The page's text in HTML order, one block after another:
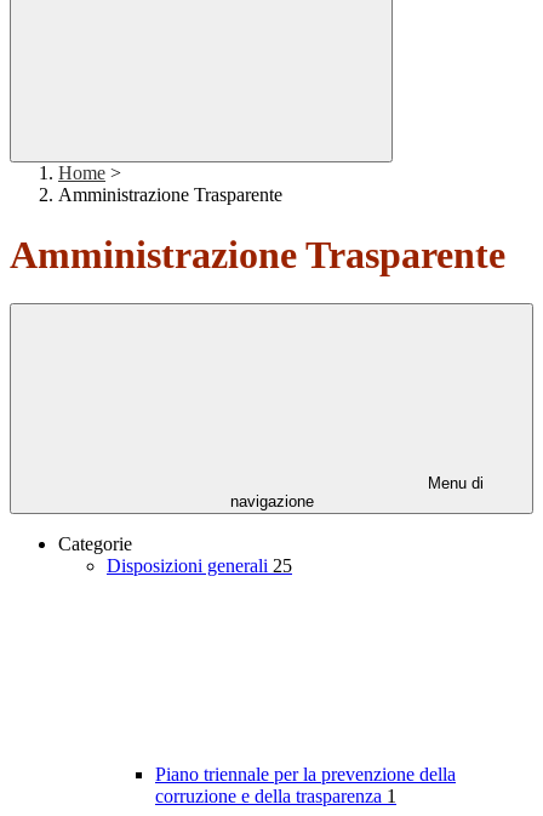
Home >
Amministrazione Trasparente
Amministrazione Trasparente
Menu di
navigazione
Categorie
Disposizioni generali 25
Piano triennale per la prevenzione della
corruzione e della trasparenza 1